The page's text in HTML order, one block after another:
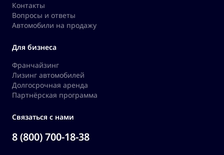
Контакты
Вопросы и ответы
Автомобили на продажу
Для бизнеса
Франчайзинг
Лизинг автомобилей
Долгосрочная аренда
Партнёрская программа
Связаться с нами
8 (800) 700-18-38